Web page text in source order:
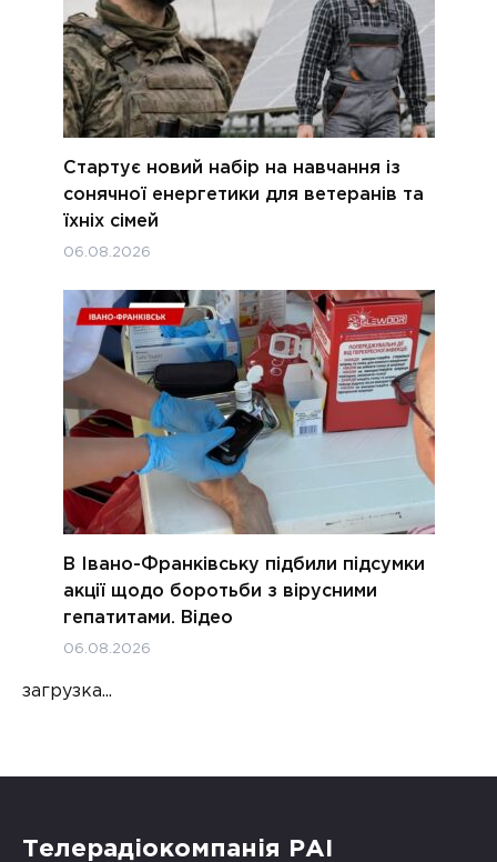
Стартує новий набір на навчання із
сонячної енергетики для ветеранів та
їхніх сімей
06.08.2026
В Івано-Франківську підбили підсумки
акції щодо боротьби з вірусними
гепатитами. Відео
06.08.2026
загрузка...
Телерадіокомпанія РАІ